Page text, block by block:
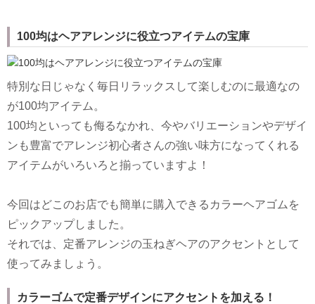
100均はヘアアレンジに役立つアイテムの宝庫
特別な日じゃなく毎日リラックスして楽しむのに最適なの
が100均アイテム。
100均といっても侮るなかれ、今やバリエーションやデザイ
ンも豊富でアレンジ初心者さんの強い味方になってくれる
アイテムがいろいろと揃っていますよ！
今回はどこのお店でも簡単に購入できるカラーヘアゴムを
ピックアップしました。
それでは、定番アレンジの玉ねぎヘアのアクセントとして
使ってみましょう。
カラーゴムで定番デザインにアクセントを加える！